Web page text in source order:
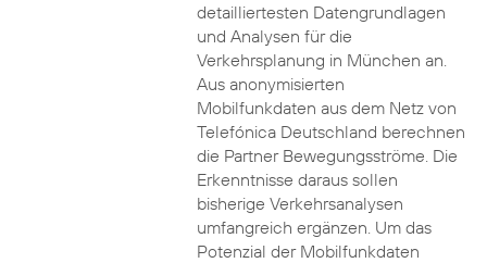
detailliertesten Datengrundlagen
und Analysen für die
Verkehrsplanung in München an.
Aus anonymisierten
Mobilfunkdaten aus dem Netz von
Telefónica Deutschland berechnen
die Partner Bewegungsströme. Die
Erkenntnisse daraus sollen
bisherige Verkehrsanalysen
umfangreich ergänzen. Um das
Potenzial der Mobilfunkdaten